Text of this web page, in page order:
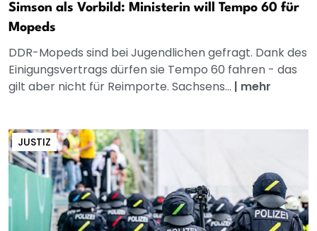
Simson als Vorbild: Ministerin will Tempo 60 für
Mopeds
DDR-Mopeds sind bei Jugendlichen gefragt. Dank des
Einigungsvertrags dürfen sie Tempo 60 fahren - das
gilt aber nicht für Reimporte. Sachsens... | mehr
JUSTIZ